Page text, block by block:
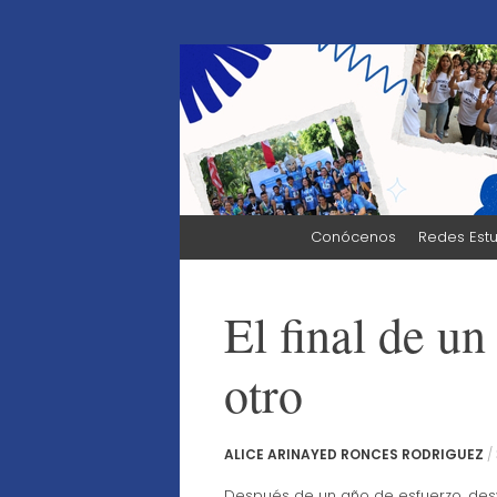
Atención a
to
Conócenos Redes
El final de
otro
ALICE ARINAYED RONCES RODRIGUEZ /